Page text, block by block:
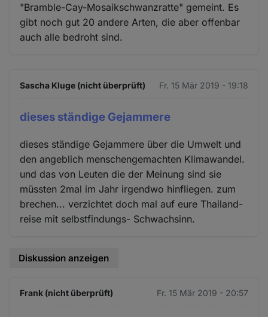
"Bramble-Cay-Mosaikschwanzratte" gemeint. Es
gibt noch gut 20 andere Arten, die aber offenbar
auch alle bedroht sind.
Sascha Kluge (nicht überprüft) Fr. 15 Mär 2019 - 19:18
dieses ständige Gejammere
dieses ständige Gejammere über die Umwelt und
den angeblich menschengemachten Klimawandel.
und das von Leuten die der Meinung sind sie
müssten 2mal im Jahr irgendwo hinfliegen. zum
brechen... verzichtet doch mal auf eure Thailand-
reise mit selbstfindungs- Schwachsinn.
Diskussion anzeigen
Frank (nicht überprüft) Fr. 15 Mär 2019 - 20:57